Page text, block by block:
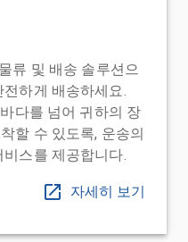
류 및 배송 솔루션으
하게 배송하세요.
다를 넘어 귀하의 장
할 수 있도록, 운송의
스를 제공합니다.
자세히 보기